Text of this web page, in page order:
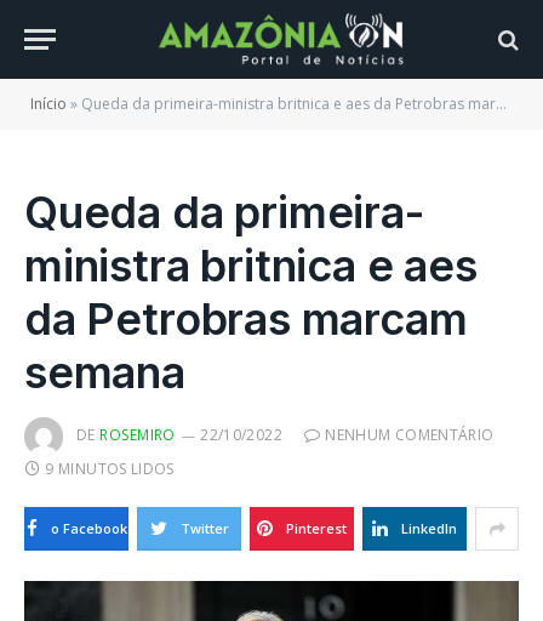
Início » Queda da primeira-ministra britnica e aes da Petrobras marcam semana
Queda da primeira-
ministra britnica e aes
da Petrobras marcam
semana
DE ROSEMIRO 22/10/2022
NENHUM COMENTÁRIO
9 MINUTOS LIDOS
o Facebook Twitter Pinterest LinkedIn